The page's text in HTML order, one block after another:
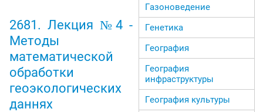
2681. Лекция №4 -
Методы
математической
обработки
геоэкологических
даннях
Газоноведение
Генетика
География
География
инфраструктуры
География культуры